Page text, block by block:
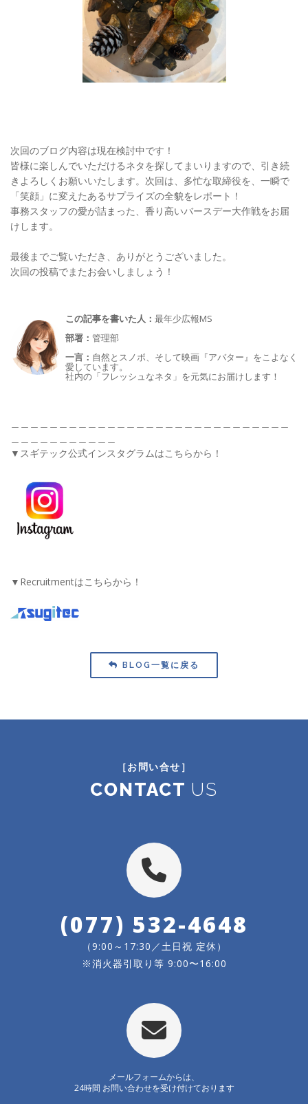
次回のブログ内容は現在検討中です！
皆様に楽しんでいただけるネタを探してまいりますので、引き続
きよろしくお願いいたします。次回は、多忙な取締役を、一瞬で
「笑顔」に変えたあるサプライズの全貌をレポート！
事務スタッフの愛が詰まった、香り高いバースデー大作戦をお届
けします。
最後までご覧いただき、ありがとうございました。
次回の投稿でまたお会いしましょう！
この記事を書いた人： 最年少広報MS
部署： 管理部
一言： 自然とスノボ、そして映画『アバター』をこよなく
愛しています。
社内の「フレッシュなネタ」を元気にお届けします！
▼スギテック公式インスタグラムはこちらから！
▼Recruitmentはこちらから！
BLOG一覧に戻る
［お問い合せ］
CONTACT US
(077) 532-4648
（9:00～17:30／土日祝 定休）
※消火器引取り等 9:00〜16:00
メールフォームからは、
24時間 お問い合わせを受け付けております